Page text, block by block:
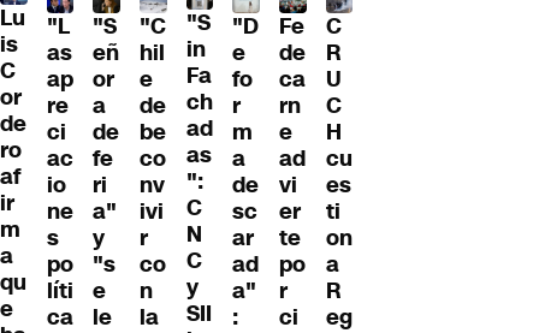
Lu
is
C
or
de
ro
af
ir
m
a
qu
e
"L
as
ap
re
ci
ac
io
ne
s
po
líti
ca
"S
eñ
or
a
de
fe
ri
a"
y
"s
e
le
"C
hil
e
de
be
co
nv
ivi
r
co
n
la
"S
in
Fa
ch
ad
as
":
C
N
C
y
SII
"D
e
fo
r
m
a
de
sc
ar
ad
a"
:
Fe
de
ca
rn
e
ad
vi
er
te
po
r
ci
C
R
U
C
H
cu
es
ti
on
a
R
eg